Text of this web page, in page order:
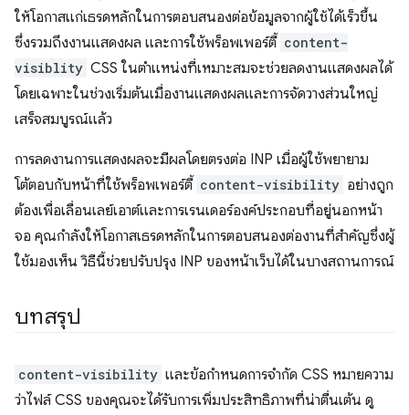
ให้โอกาสแก่เธรดหลักในการตอบสนองต่อข้อมูลจากผู้ใช้ได้เร็วขึ้น
ซึ่งรวมถึงงานแสดงผล และการใช้พร็อพเพอร์ตี้ content-
visiblity CSS ในตำแหน่งที่เหมาะสมจะช่วยลดงานแสดงผลได้
โดยเฉพาะในช่วงเริ่มต้นเมื่องานแสดงผลและการจัดวางส่วนใหญ่
เสร็จสมบูรณ์แล้ว
การลดงานการแสดงผลจะมีผลโดยตรงต่อ INP เมื่อผู้ใช้พยายาม
โต้ตอบกับหน้าที่ใช้พร็อพเพอร์ตี้ content-visibility อย่างถูก
ต้องเพื่อเลื่อนเลย์เอาต์และการเรนเดอร์องค์ประกอบที่อยู่นอกหน้า
จอ คุณกำลังให้โอกาสเธรดหลักในการตอบสนองต่องานที่สําคัญซึ่งผู้
ใช้มองเห็น วิธีนี้ช่วยปรับปรุง INP ของหน้าเว็บได้ในบางสถานการณ์
บทสรุป
content-visibility และข้อกำหนดการจำกัด CSS หมายความ
ว่าไฟล์ CSS ของคุณจะได้รับการเพิ่มประสิทธิภาพที่น่าตื่นเต้น ดู